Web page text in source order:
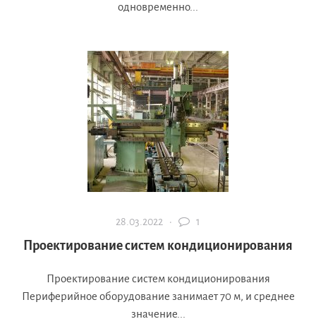
одновременно...
28.03.2022 · 1
Проектирование систем кондиционирования
Проектирование систем кондиционирования
Периферийное оборудование занимает 70 м, и среднее
значение...